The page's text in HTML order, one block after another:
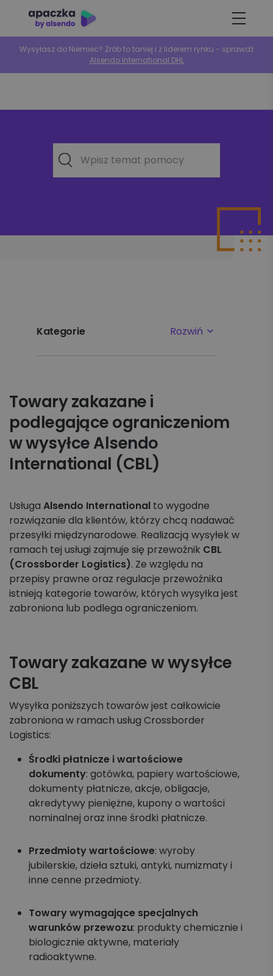
Wysyłasz do Niemiec? Zrób to taniej i z liderem rynku - sprawdź
Alsendo International DHL
Wpisz temat pomocy
Kategorie Rozwiń
Pierwsze kroki
Ustawienia
Płatności i faktury
Nadawanie
Koszyk zleceń, importy, integracje
Przesyłki krajowe
Przesyłki międzynarodowe
Regulaminy i Cenniki
Towary zakazane i
podlegające ograniczeniom
w wysyłce Alsendo
International (CBL)
Usługa Alsendo International to wygodne
rozwiązanie dla klientów, którzy chcą nadawać
przesyłki międzynarodowe. Realizacją wysyłek w
ramach tej usługi zajmuje się przewoźnik CBL
(Crossborder Logistics). Ze względu na
przepisy prawne oraz regulacje przewoźnika
istnieją kategorie towarów, których wysyłka jest
zabroniona lub podlega ograniczeniom.
Towary zakazane w wysyłce
CBL
Wysyłka poniższych towarów jest całkowicie
zabroniona w ramach usług Crossborder
Logistics:
Środki płatnicze i wartościowe
dokumenty: gotówka, papiery wartościowe,
dokumenty płatnicze, akcje, obligacje,
akredytywy pieniężne, kupony o wartości
nominalnej oraz inne środki płatnicze.
Przedmioty wartościowe: wyroby
jubilerskie, dzieła sztuki, antyki, numizmaty i
inne cenne przedmioty.
Towary wymagające specjalnych
warunków przewozu: produkty chemicznie i
biologicznie aktywne, materiały
radioaktywne.